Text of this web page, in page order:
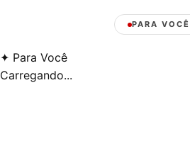
PARA VOCÊ
✦ Para Você
Carregando...